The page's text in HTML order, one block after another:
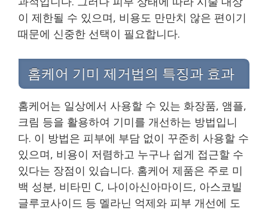
이 제한될 수 있으며, 비용도 만만치 않은 편이기
때문에 신중한 선택이 필요합니다.
홈케어 기미 제거법의 특징과 효과
홈케어는 일상에서 사용할 수 있는 화장품, 앰플,
크림 등을 활용하여 기미를 개선하는 방법입니
다. 이 방법은 피부에 부담 없이 꾸준히 사용할 수
있으며, 비용이 저렴하고 누구나 쉽게 접근할 수
있다는 장점이 있습니다. 홈케어 제품은 주로 미
백 성분, 비타민 C, 나이아신아마이드, 아스코빌
글루코사이드 등 멜라닌 억제와 피부 개선에 도